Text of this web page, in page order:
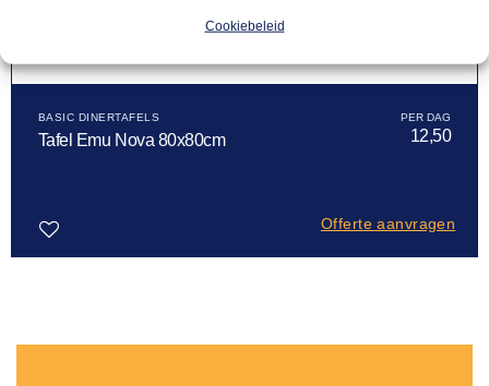
Cookiebeleid
BASIC DINERTAFELS
Tafel Emu Nova 80x80cm 12,50
Offerte aanvragen